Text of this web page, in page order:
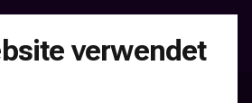
verwendet